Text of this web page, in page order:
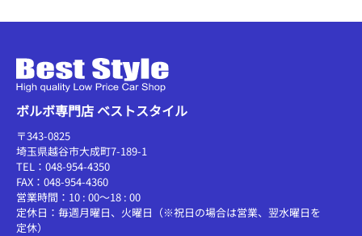
ボルボ専門店 ベストスタイル
〒343-0825
埼玉県越谷市大成町7-189-1
TEL：048-954-4350
FAX：048-954-4360
営業時間：10 : 00～18 : 00
定休日：毎週月曜日、火曜日（※祝日の場合は営業、翌水曜日を
定休）